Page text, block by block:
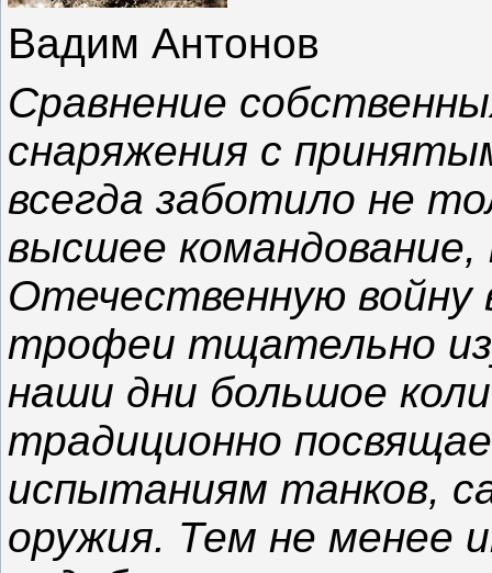
Вадим Антонов
Сравнение
снаряжения с
всегда заботило не
высшее
Отечественную
трофеи тщательно
наши дни большое
традиционно
испытаниям танков,
оружия. Тем не менее